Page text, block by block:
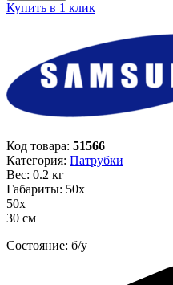
Купить в 1 клик
Код товара: 51566
Категория: Патрубки
Вес: 0.2 кг
Габариты: 50х
50х
30 см
Состояние: б/у